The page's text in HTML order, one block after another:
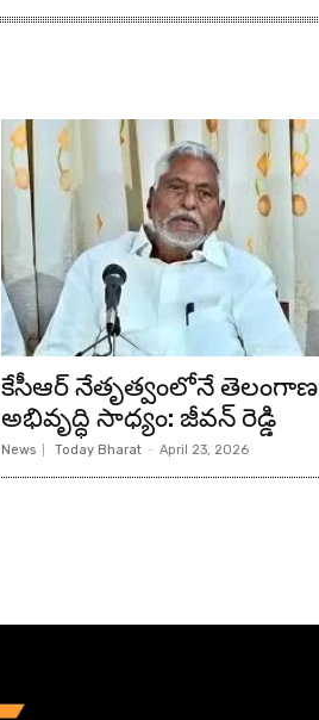
కేసీఆర్ నేతృత్వంలోనే తెలంగాణ
అభివృద్ధి సాధ్యం: జీవన్ రెడ్డి
News Today Bharat - April 23, 2026